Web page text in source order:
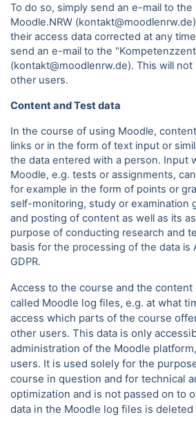
To do so, simply send an e-mail to
Moodle.NRW
their access data corrected at any
send an e-mail to the
(kontakt@moodlenrw.de). This will
other users.
Content and Test data
In the course of using Moodle,
links or in the form of text input or
the data entered with a person. Input
Moodle, e.g. tests or assignments,
for example in the form of points or
self-monitoring, study or examination
and posting of content as well as its
purpose of conducting research and
basis for the processing of the data is
GDPR.
Access to the course and the
called Moodle log files, e.g. at what
access which parts of the course
other users. This data is only
administration of the Moodle
users. It is used solely for the
course in question and for technical
optimization and is not passed on to
data in the Moodle log files is deleted